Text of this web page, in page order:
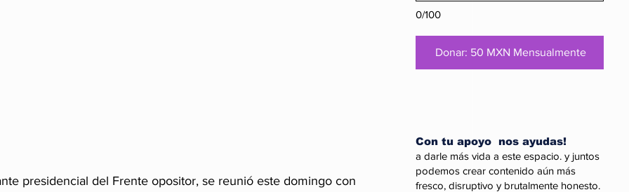
presidencial del Frente opositor, se reunió este domingo con
0/100
Donar: 50 MXN Mensualmente
Con tu apoyo nos ayudas!
a darle más vida a este espacio. y juntos
podemos crear contenido aún más
fresco, disruptivo y brutalmente honesto.